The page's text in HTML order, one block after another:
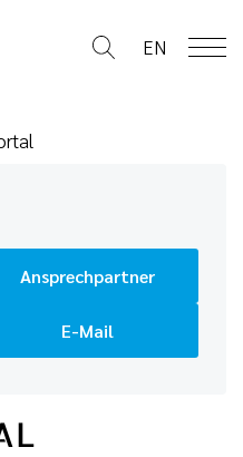
EN
Ansprechpartner
E-Mail